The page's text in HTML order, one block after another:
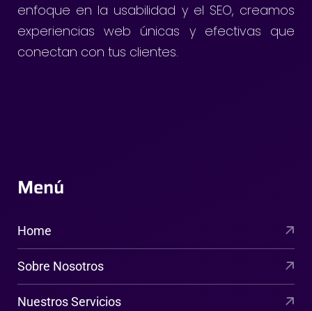
enfoque en la usabilidad y el SEO, creamos
experiencias web únicas y efectivas que
conectan con tus clientes.
Menú
Home
Sobre Nosotros
Nuestros Servicios